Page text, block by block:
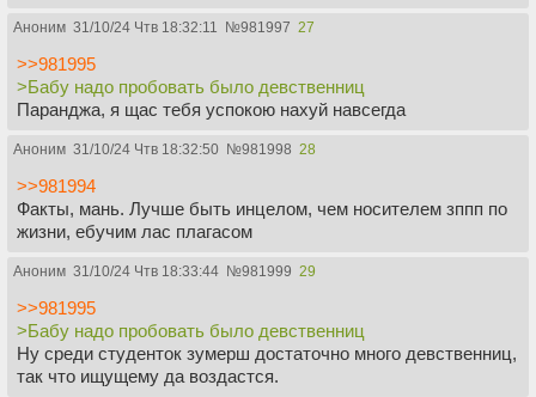
Аноним 31/10/24 Чтв 18:32:11 №981997 27
>>981995
>Бабу надо пробовать было девственниц
Паранджа, я щас тебя успокою нахуй навсегда
Аноним 31/10/24 Чтв 18:32:50 №981998 28
>>981994
Факты, мань. Лучше быть инцелом, чем носителем зппп по
жизни, ебучим лас плагасом
Аноним 31/10/24 Чтв 18:33:44 №981999 29
>>981995
>Бабу надо пробовать было девственниц
Ну среди студенток зумерш достаточно много девственниц,
так что ищущему да воздастся.